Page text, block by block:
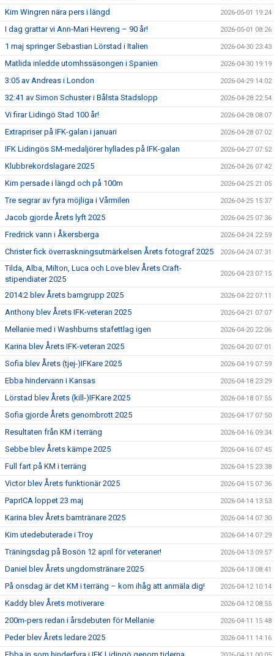
Kim Wingren nära pers i längd 2026-05-01 19:24
I dag grattar vi Ann-Mari Hevreng – 90 år! 2026-05-01 08:26
1 maj springer Sebastian Lörstad i Italien 2026-04-30 23:43
Matlida inledde utomhssäsongen i Spanien 2026-04-30 19:19
3:05 av Andreas i London 2026-04-29 14:02
32:41 av Simon Schuster i Bålsta Stadslopp 2026-04-28 22:54
Vi firar Lidingö Stad 100 år! 2026-04-28 08:07
Extrapriser på IFK-galan i januari 2026-04-28 07:02
IFK Lidingös SM-medaljörer hyllades på IFK-galan 2026-04-27 07:52
Klubbrekordslagare 2025 2026-04-26 07:42
Kim persade i längd och på 100m 2026-04-25 21:05
Tre segrar av fyra möjliga i Vårmilen 2026-04-25 15:37
Jacob gjorde Årets lyft 2025 2026-04-25 07:36
Fredrick vann i Åkersberga 2026-04-24 22:59
Christer fick överraskningsutmärkelsen Årets fotograf 2025 2026-04-24 07:31
Tilda, Alba, Milton, Luca och Love blev Årets Craft-
stipendiater 2025
2026-04-23 07:15
2014:2 blev Årets barngrupp 2025 2026-04-22 07:11
Anthony blev Årets IFK-veteran 2025 2026-04-21 07:07
Mellanie med i Washburns stafettlag igen 2026-04-20 22:06
Karina blev Årets IFK-veteran 2025 2026-04-20 07:01
Sofia blev Årets (tjej-)IFKare 2025 2026-04-19 07:59
Ebba hindervann i Kansas 2026-04-18 23:29
Lörstad blev Årets (kill-)IFKare 2025 2026-04-18 07:55
Sofia gjorde Årets genombrott 2025 2026-04-17 07:50
Resultaten från KM i terräng 2026-04-16 09:34
Sebbe blev Årets kämpe 2025 2026-04-16 07:45
Full fart på KM i terräng 2026-04-15 23:38
Victor blev Årets funktionär 2025 2026-04-15 07:36
PaprICA loppet 23 maj 2026-04-14 13:53
Karina blev Årets barntränare 2025 2026-04-14 07:30
Kim utedebuterade i Troy 2026-04-14 07:29
Träningsdag på Bosön 12 april för veteraner! 2026-04-13 09:57
Daniel blev Årets ungdomstränare 2025 2026-04-13 08:41
På onsdag är det KM i terräng – kom ihåg att anmäla dig! 2026-04-12 10:14
Kaddy blev Årets motiverare 2026-04-12 08:55
200m-pers redan i årsdebuten för Mellanie 2026-04-11 15:48
Peder blev Årets ledare 2025 2026-04-11 14:16